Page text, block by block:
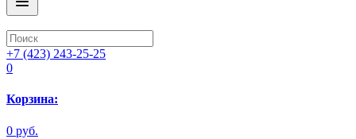
+7 (423) 243-25-25
0
Корзина:
0 руб.